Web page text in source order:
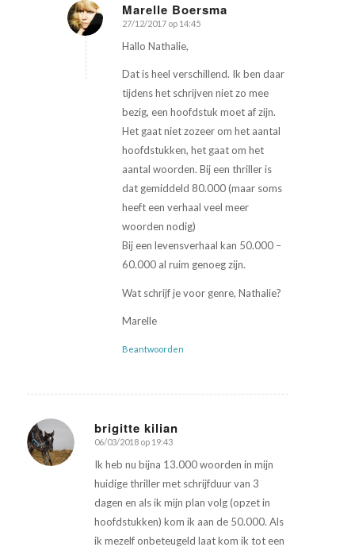
Marelle Boersma
zegt:
27/12/2017 op 14:45
Hallo Nathalie,
Dat is heel verschillend. Ik ben daar
tijdens het schrijven niet zo mee
bezig, een hoofdstuk moet af zijn.
Het gaat niet zozeer om het aantal
hoofdstukken, het gaat om het
aantal woorden. Bij een thriller is
dat gemiddeld 80.000 (maar soms
heeft een verhaal veel meer
woorden nodig)
Bij een levensverhaal kan 50.000 –
60.000 al ruim genoeg zijn.
Wat schrijf je voor genre, Nathalie?
Marelle
Beantwoorden
brigitte kilian
zegt:
06/03/2018 op 19:43
Ik heb nu bijna 13.000 woorden in mijn
huidige thriller met schrijfduur van 3
dagen en als ik mijn plan volg (opzet in
hoofdstukken) kom ik aan de 50.000. Als
ik mezelf onbeteugeld laat kom ik tot een